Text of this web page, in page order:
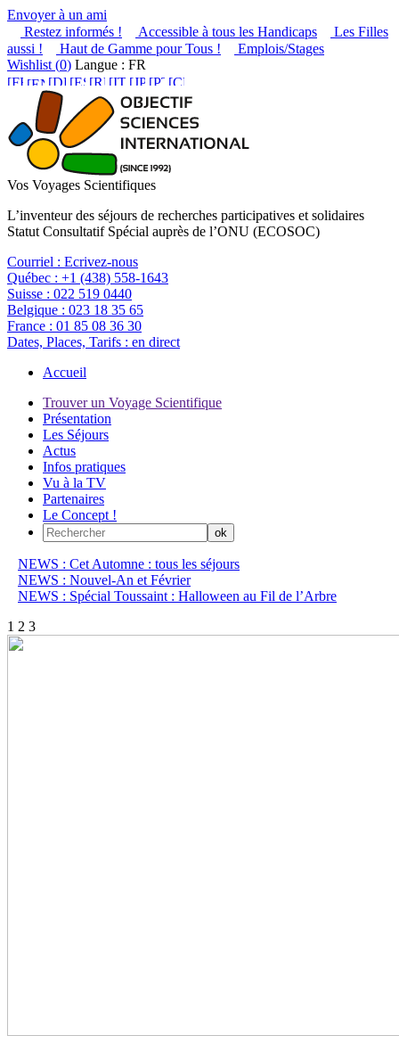
Envoyer à un ami
Restez informés !
Accessible à tous les Handicaps
Les Filles
aussi !
Haut de Gamme pour Tous !
Emplois/Stages
Wishlist (0) Langue : FR
Vos Voyages Scientifiques
L’inventeur des séjours de recherches participatives et solidaires
Statut Consultatif Spécial auprès de l’ONU (ECOSOC)
Courriel : Ecrivez-nous
Québec : +1 (438) 558-1643
Suisse : 022 519 0440
Belgique : 023 18 35 65
France : 01 85 08 36 30
Dates, Places, Tarifs : en direct
Accueil
Trouver un Voyage Scientifique
Présentation
Les Séjours
Actus
Infos pratiques
Vu à la TV
Partenaires
Le Concept !
NEWS : Cet Automne : tous les séjours
NEWS : Nouvel-An et Février
NEWS : Spécial Toussaint : Halloween au Fil de l’Arbre
1 2 3